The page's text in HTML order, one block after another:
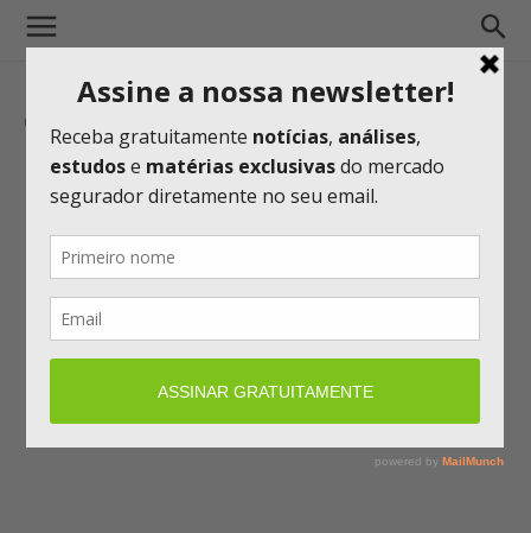
CAPTURA DE TELA 2016-10-11 ÀS
16.11.18